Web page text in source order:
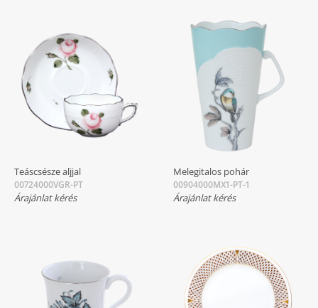
Teáscsésze aljjal
00724000VGR-PT
Árajánlat kérés
Melegitalos pohár
00904000MX1-PT-1
Árajánlat kérés